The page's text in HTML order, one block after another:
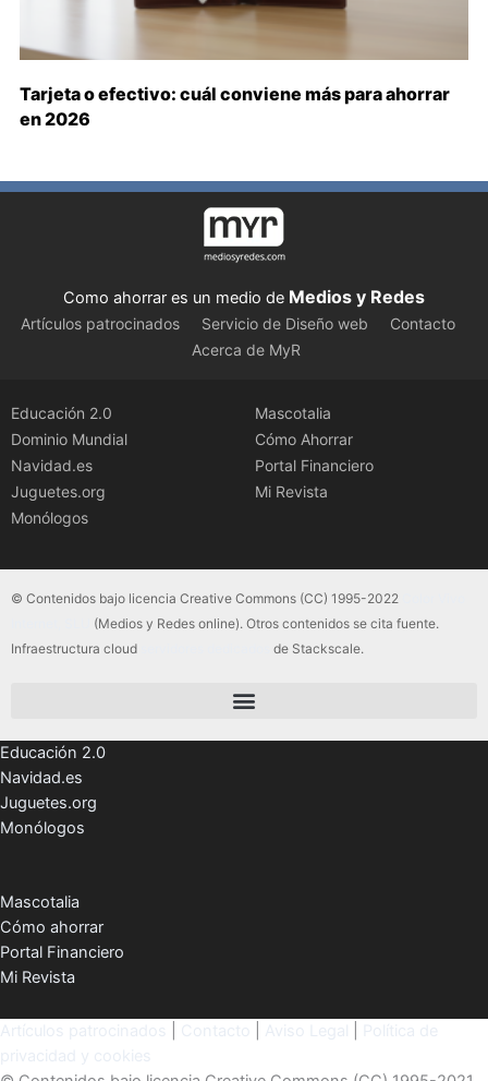
Tarjeta o efectivo: cuál conviene más para ahorrar
en 2026
Como ahorrar es un medio de Medios y Redes
Artículos patrocinados Servicio de Diseño web
Contacto
Acerca de MyR
Educación 2.0
Dominio Mundial
Navidad.es
Juguetes.org
Monólogos
Mascotalia
Cómo Ahorrar
Portal Financiero
Mi Revista
© Contenidos bajo licencia Creative Commons (CC) 1995-2022
(Medios y Redes online). Otros contenidos se cita fuente.
Infraestructura cloud
de Stackscale.
Educación 2.0
Navidad.es
Juguetes.org
Monólogos
Mascotalia
Cómo ahorrar
Portal Financiero
Mi Revista